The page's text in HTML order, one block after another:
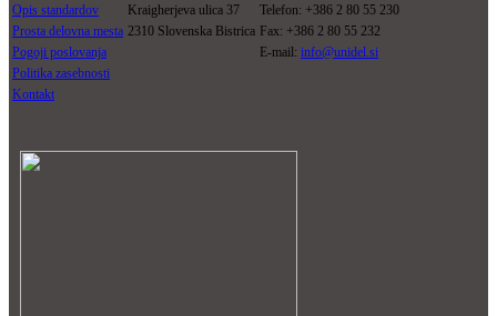
Opis standardov Kraigherjeva ulica 37
Telefon: +386 2 80 55 230
Prosta delovna mesta 2310 Slovenska Bistrica Fax: +386 2 80 55 232
Pogoji poslovanja
E-mail: info@unidel.si
Politika zasebnosti
Kontakt